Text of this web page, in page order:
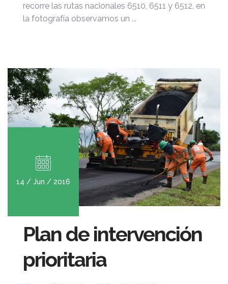
recorre las rutas nacionales 6510, 6511 y 6512, en
la fotografía observamos un ...
14 / Jun / 2016
Plan de intervención
prioritaria